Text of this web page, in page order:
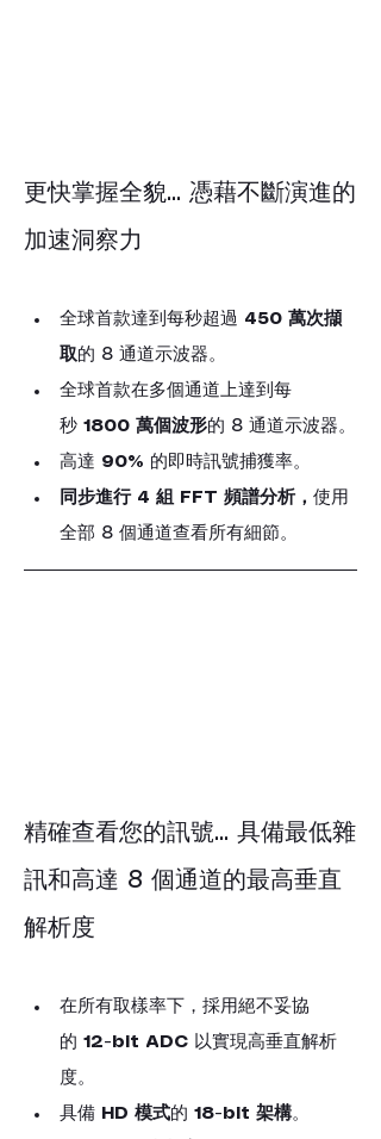
更快掌握全貌... 憑藉不斷演進的
加速洞察力
全球首款達到每秒超過 450 萬次擷
取 的 8 通道示波器。
全球首款在多個通道上達到每
秒 1800 萬個波形的 8 通道示波器。
高達 90% 的即時訊號捕獲率。
同步進行 4 組 FFT 頻譜分析， 使用
全部 8 個通道查看所有細節。
精確查看您的訊號... 具備最低雜
訊和高達 8 個通道的最高垂直
解析度
在所有取樣率下，採用絕不妥協
的 12-bit ADC 以實現高垂直解析
度。
具備 HD 模式的 18-bit 架構。